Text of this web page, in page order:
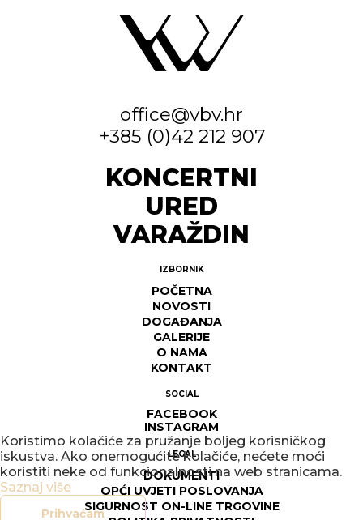
office@vbv.hr
+385 (0)42 212 907
KONCERTNI
URED
VARAŽDIN
IZBORNIK
POČETNA
NOVOSTI
DOGAĐANJA
GALERIJE
O NAMA
KONTAKT
SOCIAL
FACEBOOK
INSTAGRAM
LEGAL
DOKUMENTI
OPĆI UVJETI POSLOVANJA
SIGURNOST ON-LINE TRGOVINE
Koristimo kolačiće za pružanje boljeg korisničkog
iskustva. Ako onemogućite kolačiće, nećete moći
koristiti neke od funkcionalnosti na web stranicama.
Saznaj više
Prihvaćam